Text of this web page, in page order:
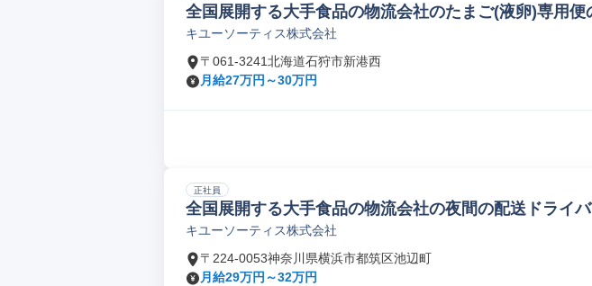
全国展開する大手食品の物流会社のたまご(液卵)専用便
キユーソーティス株式会社
〒061-3241北海道石狩市新港西
月給27万円～30万円
正社員
全国展開する大手食品の物流会社の夜間の配送ドライバ
キユーソーティス株式会社
〒224-0053神奈川県横浜市都筑区池辺町
月給29万円～32万円